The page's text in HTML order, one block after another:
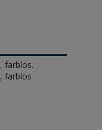
farblos.
farblos